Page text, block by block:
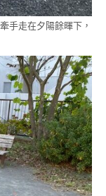
手走在夕陽餘暉下，